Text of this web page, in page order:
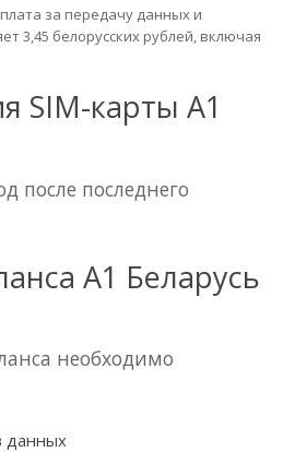
за передачу данных и
3,45 белорусских рублей, включая
SIM-карты А1
после последнего
А1 Беларусь
необходимо
данных